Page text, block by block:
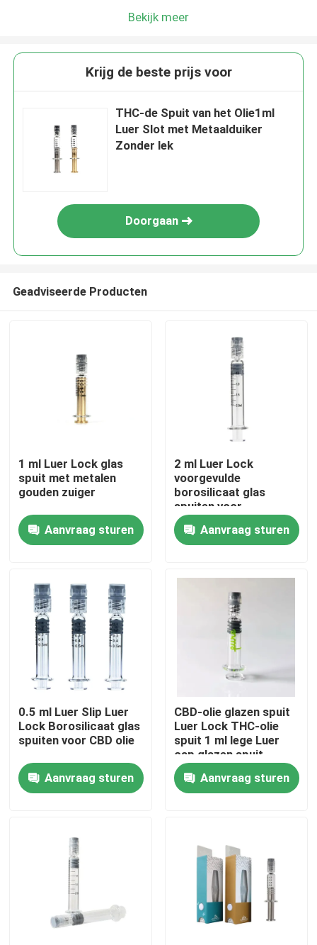
Huis
Videos
Over ons
Fabrieksreis
Gevallen
Bekijk meer
Krijg de beste prijs voor
THC-de Spuit van het Olie1ml
Luer Slot met Metaalduiker
Zonder lek
Doorgaan
Geadviseerde Producten
1 ml Luer Lock glas
spuit met metalen
gouden zuiger
Aanvraag sturen
2 ml Luer Lock
voorgevulde
borosilicaat glas
spuiten voor
essentiële olie
Aanvraag sturen
0.5 ml Luer Slip Luer
Lock Borosilicaat glas
spuiten voor CBD olie
Aanvraag sturen
CBD-olie glazen spuit
Luer Lock THC-olie
spuit 1 ml lege Luer
cap glazen spuit
Aanvraag sturen